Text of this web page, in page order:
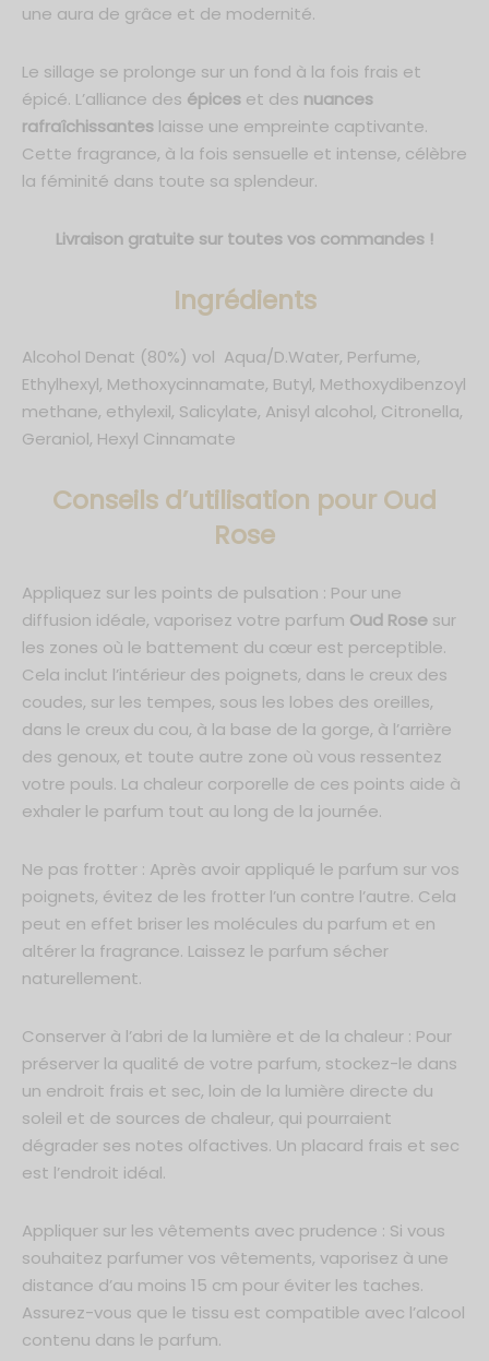
une aura de grâce et de modernité.
Le sillage se prolonge sur un fond à la fois frais et
épicé. L’alliance des épices et des nuances
rafraîchissantes laisse une empreinte captivante.
Cette fragrance, à la fois sensuelle et intense, célèbre
la féminité dans toute sa splendeur.
Livraison gratuite sur toutes vos commandes !
Ingrédients
Alcohol Denat (80%) vol Aqua/D.Water, Perfume,
Ethylhexyl, Methoxycinnamate, Butyl, Methoxydibenzoyl
methane, ethylexil, Salicylate, Anisyl alcohol, Citronella,
Geraniol, Hexyl Cinnamate
Conseils d’utilisation pour Oud
Rose
Appliquez sur les points de pulsation : Pour une
diffusion idéale, vaporisez votre parfum Oud Rose sur
les zones où le battement du cœur est perceptible.
Cela inclut l’intérieur des poignets, dans le creux des
coudes, sur les tempes, sous les lobes des oreilles,
dans le creux du cou, à la base de la gorge, à l’arrière
des genoux, et toute autre zone où vous ressentez
votre pouls. La chaleur corporelle de ces points aide à
exhaler le parfum tout au long de la journée.
Ne pas frotter : Après avoir appliqué le parfum sur vos
poignets, évitez de les frotter l’un contre l’autre. Cela
peut en effet briser les molécules du parfum et en
altérer la fragrance. Laissez le parfum sécher
naturellement.
Conserver à l’abri de la lumière et de la chaleur : Pour
préserver la qualité de votre parfum, stockez-le dans
un endroit frais et sec, loin de la lumière directe du
soleil et de sources de chaleur, qui pourraient
dégrader ses notes olfactives. Un placard frais et sec
est l’endroit idéal.
Appliquer sur les vêtements avec prudence : Si vous
souhaitez parfumer vos vêtements, vaporisez à une
distance d’au moins 15 cm pour éviter les taches.
Assurez-vous que le tissu est compatible avec l’alcool
contenu dans le parfum.